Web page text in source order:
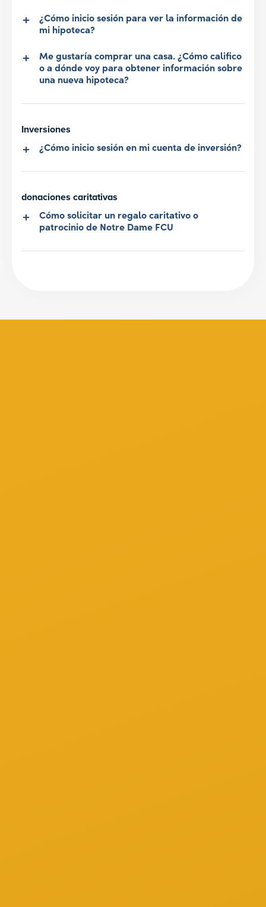
¿Cómo inicio sesión para ver la información de
mi hipoteca?
Me gustaría comprar una casa. ¿Cómo califico
o a dónde voy para obtener información sobre
una nueva hipoteca?
Inversiones
¿Cómo inicio sesión en mi cuenta de inversión?
donaciones caritativas
Cómo solicitar un regalo caritativo o
patrocinio de Notre Dame FCU